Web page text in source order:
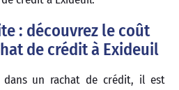
: découvrez le coût
de crédit à Exideuil
dans un rachat de crédit, il est